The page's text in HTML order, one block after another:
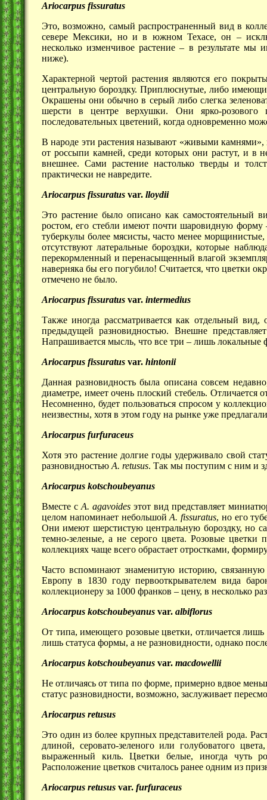
Ariocarpus fissuratus
Это, возможно, самый распространенный вид в
севере Мексики, но и в южном Техасе, он –
несколько изменчивое растение – в результате
ниже).
Характерной чертой растения являются его
центральную бороздку. Приплюснутые, либо
Окрашены они обычно в серый либо слегка
шерсти в центре верхушки. Они ярко-
последовательных цветений, когда одновременно
В народе эти растения называют «живыми
от россыпи камней, среди которых они растут, и в
внешнее. Сами растение настолько тверды и
практически не навредите.
Ariocarpus fissuratus var. lloydii
Это растение было описано как самостоятельный
ростом, его стебли имеют почти шаровидную форму
туберкулы более мясисты, часто менее
отсутствуют латеральные бороздки, которые
перекормленный и перенасыщенный влагой
наверняка бы его погубило! Считается, что цветки
отмечено не было.
Ariocarpus fissuratus var. intermedius
Также иногда рассматривается как отдельный
предыдущей разновидностью. Внешне
Напрашивается мысль, что все три – лишь локальные
Ariocarpus fissuratus var. hintonii
Данная разновидность была описана совсем
диаметре, имеет очень плоский стебель. Отличается
Несомненно, будет пользоваться спросом у
неизвестны, хотя в этом году на рынке уже
Ariocarpus furfuraceus
Хотя это растение долгие годы удерживало свой
разновидностьюA. retusus. Так мы поступим с ним и
Ariocarpus kotschoubeyanus
Вместе сA. agavoides этот вид представляет
целом напоминает небольшойA. fissuratus, но его
Они имеют шерстистую центральную бороздку, но
темно-зеленые, а не серого цвета. Розовые
коллекциях чаще всего обрастает отростками,
Часто вспоминают знаменитую историю,
Европу в 1830 году первооткрывателем вида
коллекционеру за 1000 франков – цену, в несколько
Ariocarpus kotschoubeyanus var. albiflorus
От типа, имеющего розовые цветки, отличается
лишь статуса формы, а не разновидности, однако
Ariocarpus kotschoubeyanus var. macdowellii
Не отличаясь от типа по форме, примерно вдвое
статус разновидности, возможно, заслуживает
Ariocarpus retusus
Это один из более крупных представителей рода.
длиной, серовато-зеленого или голубоватого
выраженный киль. Цветки белые, иногда чуть
Расположение цветков считалось ранее одним из
Ariocarpus retusus var. furfuraceus